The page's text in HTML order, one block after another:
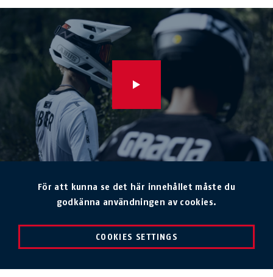
För att kunna se det här innehållet måste du
godkänna användningen av cookies.
COOKIES SETTINGS